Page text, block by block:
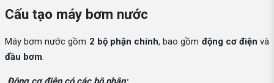
Cấu tạo máy bơm nước
Máy bơm nước gồm 2 bộ phận chính, bao gồm động cơ điện và
đầu bơm